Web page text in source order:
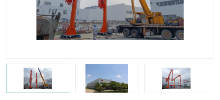
紧急脱离干式接头 火车鹤管
汽车鹤管 顶部鹤管
底部鹤管 低温鹤管
浮动出油装置 鹤管